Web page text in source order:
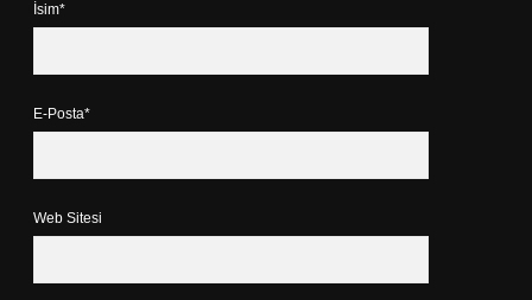
İsim*
E-Posta*
Web Sitesi